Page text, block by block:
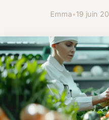
Emma•19 juin